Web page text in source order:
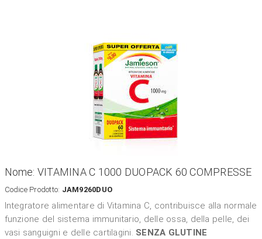
Nome: VITAMINA C 1000 DUOPACK 60 COMPRESSE
Codice Prodotto: JAM9260DUO
Integratore alimentare di Vitamina C, contribuisce alla normale
funzione del sistema immunitario, delle ossa, della pelle, dei
vasi sanguigni e delle cartilagini. SENZA GLUTINE